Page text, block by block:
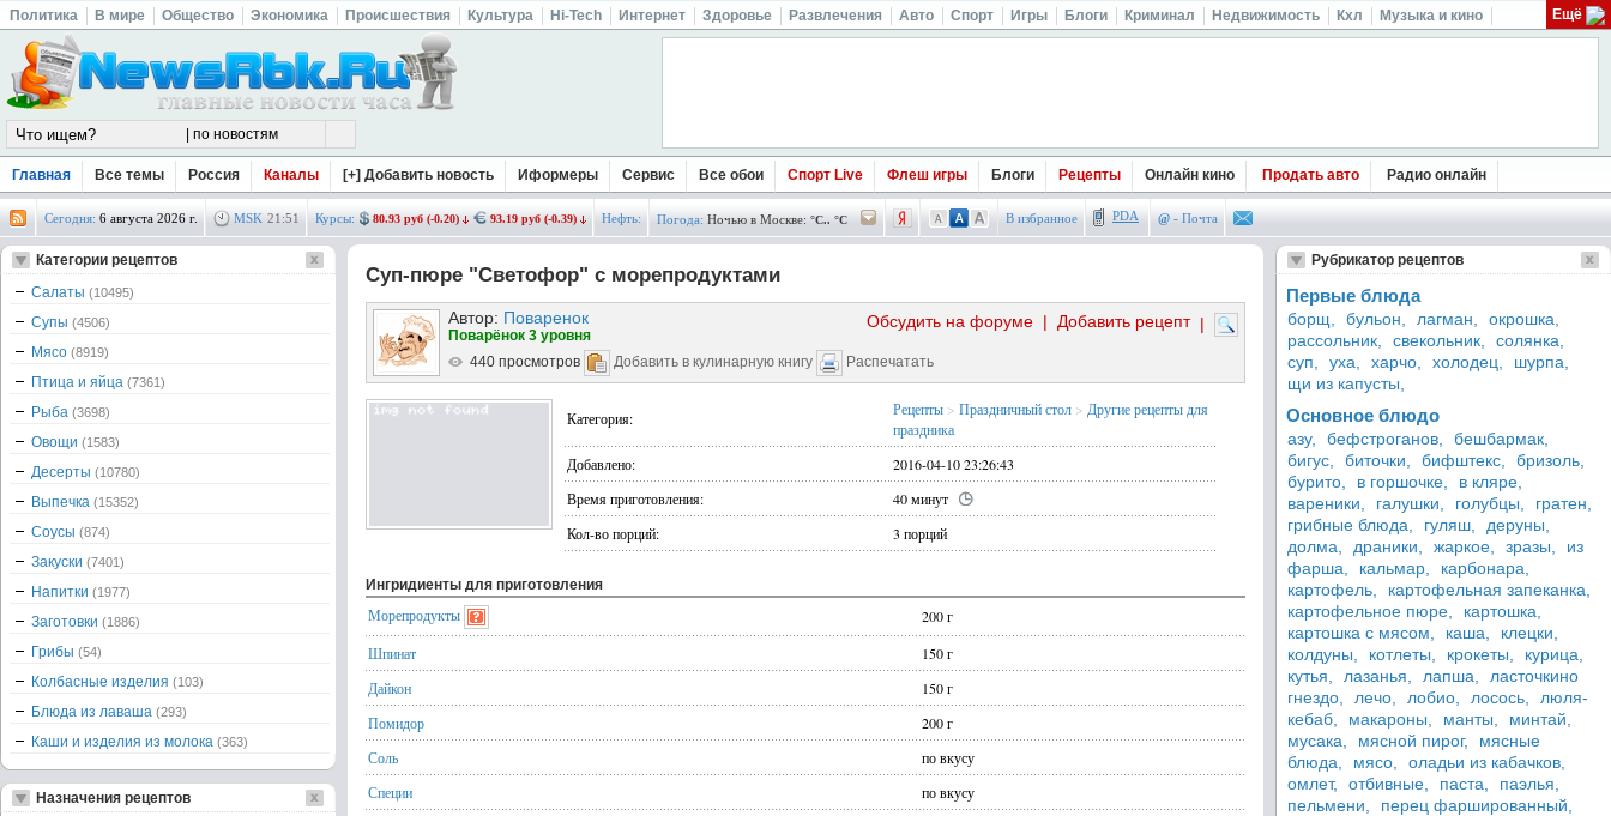
Политика В мире Общество Экономика Происшествия Культура Hi-Tech Интернет Здоровье Развлечения Авто Спорт Игры Блоги Криминал Недвижимость Кхл Музыка и кино Ещё
Главная Все темы Россия Каналы [+] Добавить новость Иформеры Сервис Все обои Спорт Live Флеш игры Блоги Рецепты Онлайн кино Продать авто Радио онлайн
Сегодня: 6 августа 2026 г. MSK 21 :51 Курсы: 80.93 руб (-0.20) 93.19 руб (-0.39) Нефть: Погода: Ночью в Москве: °C.. °C В избранное PDA @ - Почта
Суп-пюре "Светофор" с морепродуктами
Автор: Поваренок |
Добавить рецепт
|
Обсудить на форуме
Поварёнок 3 уровня
440 просмотров
Добавить в кулинарную книгу Распечатать
Категория: Рецепты > Праздничный стол > Другие рецепты для
праздника
Добавлено:
2016-04-10 23:26:43
Время приготовления:
40 минут
Кол-во порций:
3 порций
Ингридиенты для приготовления
Морепродукты
200 г
Шпинат
150 г
Дайкон
150 г
Помидор
200 г
Соль
по вкусу
Специи
по вкусу
Категории рецептов
Салаты (10495)
Супы (4506)
Мясо (8919)
Птица и яйца (7361)
Рыба (3698)
Овощи (1583)
Десерты (10780)
Выпечка (15352)
Соусы (874)
Закуски (7401)
Напитки (1977)
Заготовки (1886)
Грибы (54)
Колбасные изделия (103)
Блюда из лаваша (293)
Каши и изделия из молока (363)
Назначения рецептов
Рубрикатор рецептов
Первые блюда
борщ, бульон, лагман,
окрошка,
рассольник,
свекольник,
солянка,
суп,
уха, харчо, холодец,
шурпа,
щи из капусты,
Основное блюдо
азу, бефстроганов,
бешбармак,
бигус,
биточки, бифштекс,
бризоль,
бурито,
в горшочке,
в кляре,
вареники,
галушки, голубцы,
гратен,
грибные блюда,
гуляш,
деруны,
долма,
драники, жаркое, зразы,
из
фарша,
кальмар,
карбонара,
картофель,
картофельная запеканка,
картофельное пюре,
картошка,
картошка с мясом,
каша,
клецки,
колдуны,
котлеты, крокеты,
курица,
кутья,
лазанья, лапша,
ласточкино
гнездо,
лечо, лобио, лосось,
люля-
кебаб,
макароны, манты,
минтай,
мусака,
мясной пирог,
мясные
блюда,
мясо,
оладьи из кабачков,
омлет,
отбивные, паста,
паэлья,
пельмени,
перец фаршированный,